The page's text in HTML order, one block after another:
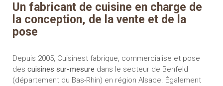
Un fabricant de cuisine en charge de
la conception, de la vente et de la
pose
Depuis 2005, Cuisinest fabrique, commercialise et pose
des cuisines sur-mesure dans le secteur de Benfeld
(département du Bas-Rhin) en région Alsace. Également